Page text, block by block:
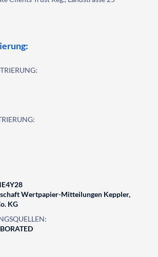
Wertpapier-Mitteilungen Keppler,
KG